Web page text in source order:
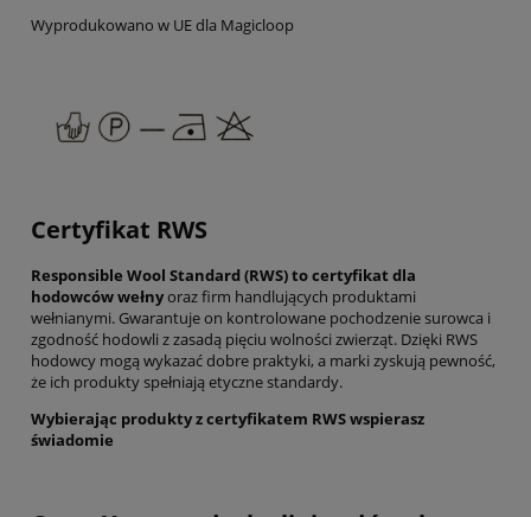
Wyprodukowano w UE dla Magicloop
Certyfikat RWS
Responsible Wool Standard (RWS) to certyfikat dla
hodowców wełnyoraz firm handlujących produktami
wełnianymi. Gwarantuje on kontrolowane pochodzenie surowca i
zgodność hodowli z zasadą pięciu wolności zwierząt. Dzięki RWS
hodowcy mogą wykazać dobre praktyki, a marki zyskują pewność,
że ich produkty spełniają etyczne standardy.
Wybierając produkty z certyfikatem RWS wspierasz
świadomie